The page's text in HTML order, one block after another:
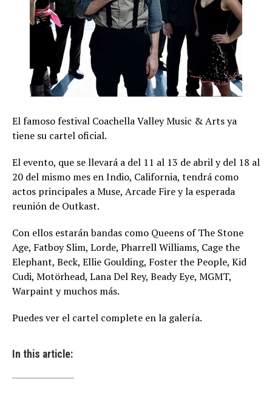
El famoso festival Coachella Valley Music & Arts ya
tiene su cartel oficial.
El evento, que se llevará a del 11 al 13 de abril y del 18 al
20 del mismo mes en Indio, California, tendrá como
actos principales a Muse, Arcade Fire y la esperada
reunión de Outkast.
Con ellos estarán bandas como Queens of The Stone
Age, Fatboy Slim, Lorde, Pharrell Williams, Cage the
Elephant, Beck, Ellie Goulding, Foster the People, Kid
Cudi, Motörhead, Lana Del Rey, Beady Eye, MGMT,
Warpaint y muchos más.
Puedes ver el cartel complete en la galería.
In this article: